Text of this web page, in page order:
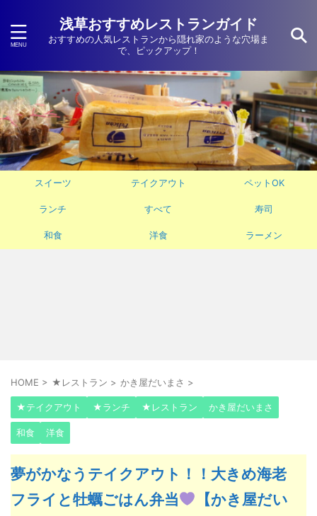
浅草おすすめレストランガイド
おすすめの人気レストランから隠れ家のような穴場ま
で、ピックアップ！
スイーツ テイクアウト ペットOK
ランチ すべて 寿司
和食 洋食 ラーメン
HOME > ★レストラン > かき屋だいまさ >
★テイクアウト ★ランチ ★レストラン かき屋だいまさ
和食 洋食
夢がかなうテイクアウト！！大きめ海老
フライと牡蠣ごはん弁当
【かき屋だい